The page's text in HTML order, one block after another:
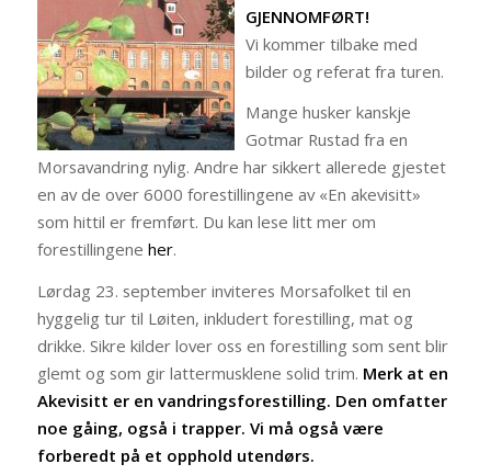
GJENNOMFØRT!
Vi kommer tilbake med
bilder og referat fra turen.
Mange husker kanskje
Gotmar Rustad fra en
Morsavandring nylig. Andre har sikkert allerede gjestet
en av de over 6000 forestillingene av «En akevisitt»
som hittil er fremført. Du kan lese litt mer om
forestillingene her.
Lørdag 23. september inviteres Morsafolket til en
hyggelig tur til Løiten, inkludert forestilling, mat og
drikke. Sikre kilder lover oss en forestilling som sent blir
glemt og som gir lattermusklene solid trim. Merk at en
Akevisitt er en vandringsforestilling. Den omfatter
noe gåing, også i trapper. Vi må også være
forberedt på et opphold utendørs.